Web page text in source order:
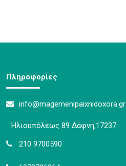
Πληροφορίες
info@magemenipaixnidoxora.gr
Ηλιουπόλεως 89 Δάφνη,17237
210 9700590